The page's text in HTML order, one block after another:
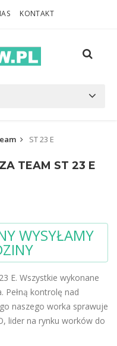
KONTAKT
ST 23 E
TEAM ST 23 E
WYSYŁAMY
E. Wszystkie wykonane
Pełną kontrolę nad
naszego worka sprawuje
lider na rynku worków do